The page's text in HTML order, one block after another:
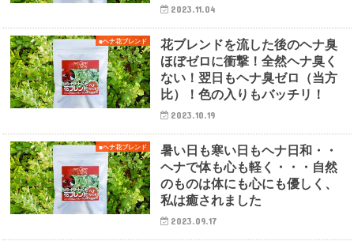
2023.11.04
■ヘナ花ブレンド
花ブレンドを流した後のヘナ臭
ほぼゼロに衝撃！全然ヘナ臭く
ない！翌日もヘナ臭ゼロ（当方
比）！色の入りもバッチリ！
2023.10.19
■ヘナ花ブレンド
暑い日も寒い日もヘナ日和・・
ヘナで体も心も軽く・・・自然
のものは体にも心にも優しく、
私は癒されました
2023.09.17